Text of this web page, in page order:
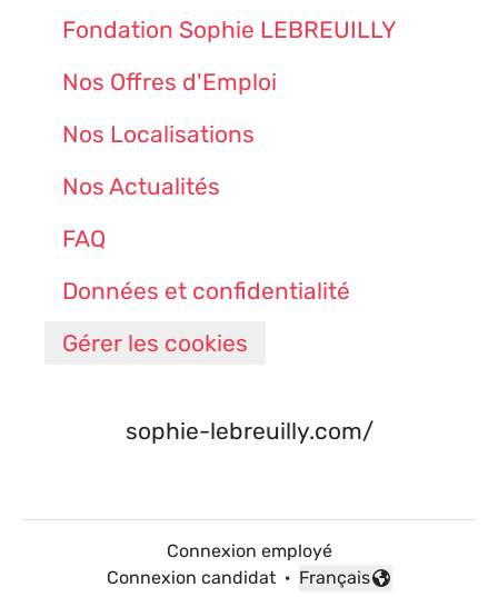
Fondation Sophie LEBREUILLY
Nos Offres d'Emploi
Nos Localisations
Nos Actualités
FAQ
Données et confidentialité
Gérer les cookies
sophie-lebreuilly.com/
Connexion employé
Connexion candidat ·
Changer la langue
Français